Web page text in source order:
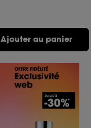
Ajouter au panier